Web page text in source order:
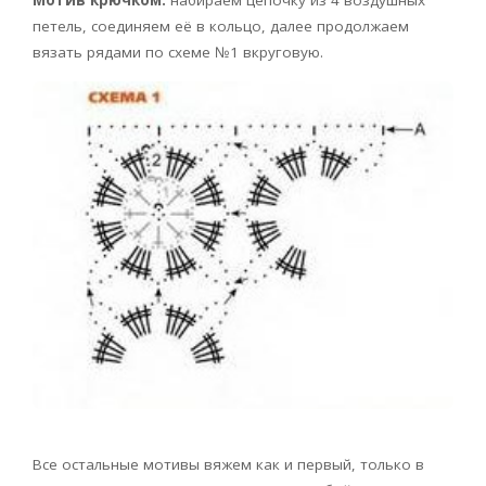
петель, соединяем её в кольцо, далее продолжаем
вязать рядами по схеме №1 вкруговую.
Все остальные мотивы вяжем как и первый, только в